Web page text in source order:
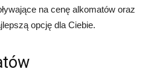
na cenę alkomatów oraz
opcję dla Ciebie.